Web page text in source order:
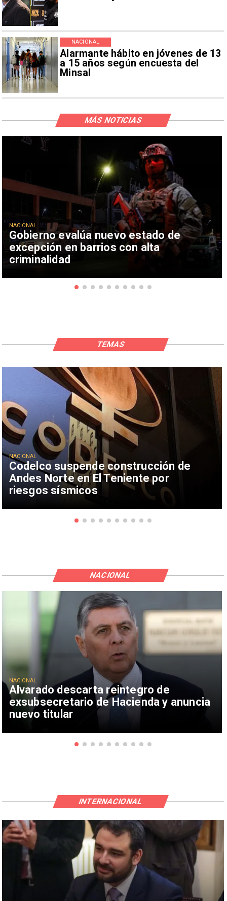
Alarmante hábito en jóvenes de 13
a 15 años según encuesta del
Minsal
NACIONAL
Gobierno evalúa nuevo estado de
excepción en barrios con alta
criminalidad
NACIONAL
MÁS NOTICIAS
Codelco suspende construcción de
Andes Norte en El Teniente por
riesgos sísmicos
NACIONAL
TEMAS
Alvarado descarta reintegro de
exsubsecretario de Hacienda y anuncia
nuevo titular
NACIONAL
NACIONAL
INTERNACIONAL